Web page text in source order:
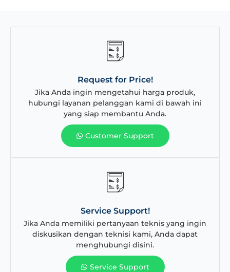
Request for Price!
Jika Anda ingin mengetahui harga produk,
hubungi layanan pelanggan kami di bawah ini
yang siap membantu Anda.
Customer Support
Service Support!
Jika Anda memiliki pertanyaan teknis yang ingin
diskusikan dengan teknisi kami, Anda dapat
menghubungi disini.
Service Support